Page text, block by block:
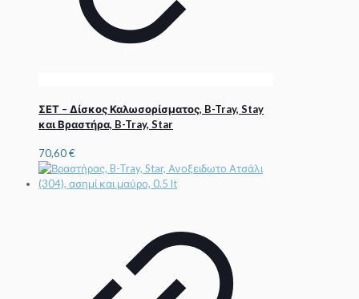
ΣΕΤ – Δίσκος Καλωσορίσματος, B-Tray, Stay
και Βραστήρα, B-Tray, Star
70,60€